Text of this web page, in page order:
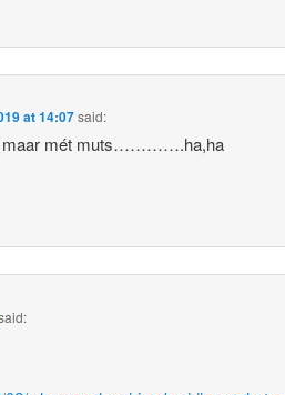
at 14:07said:
maar mét muts………….ha,ha